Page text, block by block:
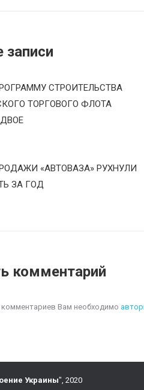
СТРОИТЕЛЬСТВА
ТОРГОВОГО ФЛОТА
«АВТОВАЗА» РУХНУЛИ
ЗА ГОД
комментарий
комментариев Вам необходимо
Украины", 2020